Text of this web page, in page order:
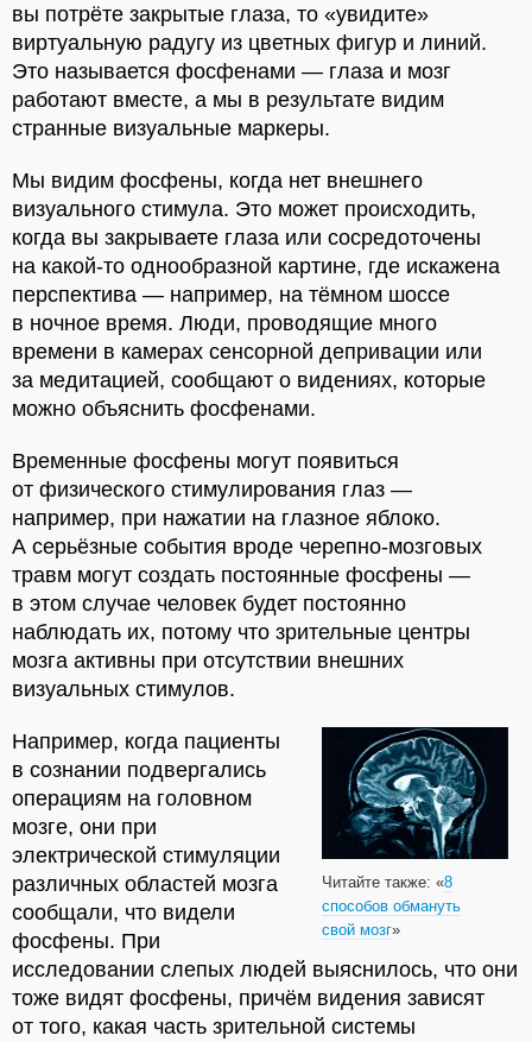
вы потрёте закрытые глаза, то «увидите»
виртуальную радугу из цветных фигур и линий.
Это называется фосфенами — глаза и мозг
работают вместе, а мы в результате видим
странные визуальные маркеры.
Мы видим фосфены, когда нет внешнего
визуального стимула. Это может происходить,
когда вы закрываете глаза или сосредоточены
на какой-то однообразной картине, где искажена
перспектива — например, на тёмном шоссе
в ночное время. Люди, проводящие много
времени в камерах сенсорной депривации или
за медитацией, сообщают о видениях, которые
можно объяснить фосфенами.
Временные фосфены могут появиться
от физического стимулирования глаз —
например, при нажатии на глазное яблоко.
А серьёзные события вроде черепно-мозговых
травм могут создать постоянные фосфены —
в этом случае человек будет постоянно
наблюдать их, потому что зрительные центры
мозга активны при отсутствии внешних
визуальных стимулов.
Читайте также: «8
способов обмануть
свой мозг»
Например, когда пациенты
в сознании подвергались
операциям на головном
мозге, они при
электрической стимуляции
различных областей мозга
сообщали, что видели
фосфены. При
исследовании слепых людей выяснилось, что они
тоже видят фосфены, причём видения зависят
от того, какая часть зрительной системы